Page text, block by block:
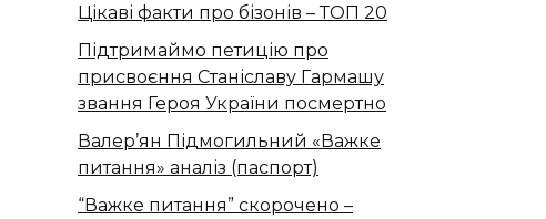
Цікаві факти про бізонів – ТОП 20
Підтримаймо петицію про
присвоєння Станіславу Гармашу
звання Героя України посмертно
Валер’ян Підмогильний «Важке
питання» аналіз (паспорт)
“Важке питання” скорочено –